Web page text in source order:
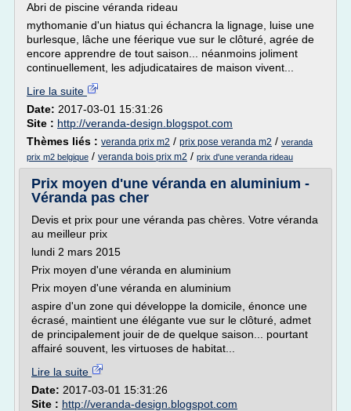
Abri de piscine véranda rideau
mythomanie d'un hiatus qui échancra la lignage, luise une
burlesque, lâche une féerique vue sur le clôturé, agrée de
encore apprendre de tout saison... néanmoins joliment
continuellement, les adjudicataires de maison vivent...
Lire la suite
Date: 2017-03-01 15:31:26
Site : http://veranda-design.blogspot.com
Thèmes liés : veranda prix m2 / prix pose veranda m2 / veranda
prix m2 belgique / veranda bois prix m2 / prix d'une veranda rideau
Prix moyen d'une véranda en aluminium -
Véranda pas cher
Devis et prix pour une véranda pas chères. Votre véranda
au meilleur prix
lundi 2 mars 2015
Prix moyen d'une véranda en aluminium
Prix moyen d'une véranda en aluminium
aspire d'un zone qui développe la domicile, énonce une
écrasé, maintient une élégante vue sur le clôturé, admet
de principalement jouir de de quelque saison... pourtant
affairé souvent, les virtuoses de habitat...
Lire la suite
Date: 2017-03-01 15:31:26
Site : http://veranda-design.blogspot.com